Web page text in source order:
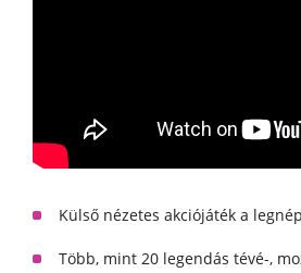
Külső nézetes akciójáték a
Több, mint 20 legendás tévé-,